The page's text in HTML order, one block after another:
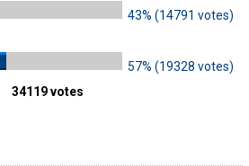
43% (14791 votes)
57% (19328 votes)
34119 votes